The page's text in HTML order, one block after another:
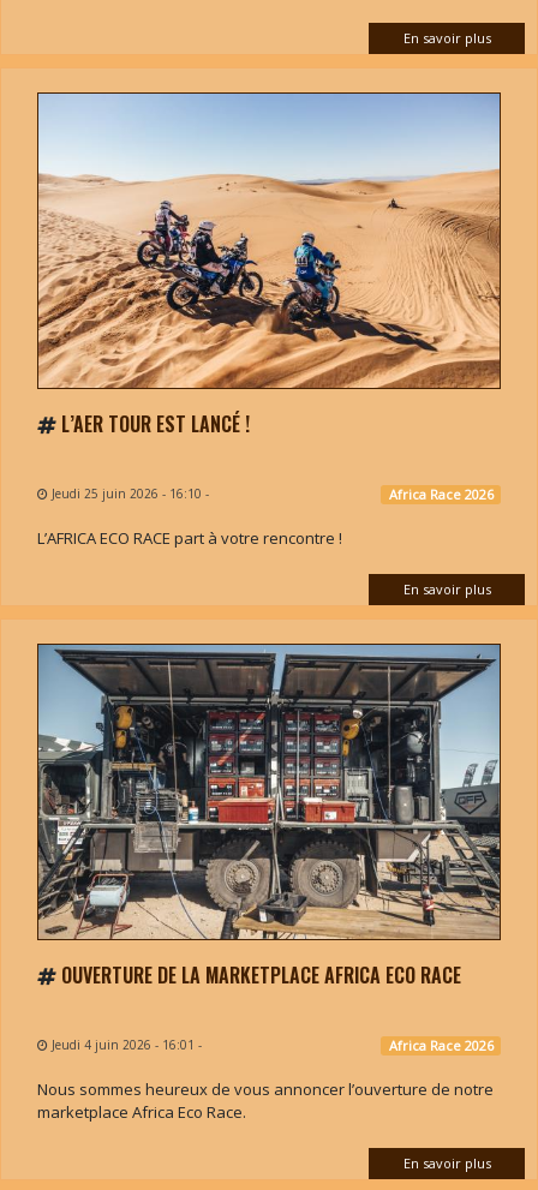
En savoir plus
L’AER TOUR EST LANCÉ !
Jeudi 25 juin 2026 - 16:10 - Africa Race 2026
L’AFRICA ECO RACE part à votre rencontre !
En savoir plus
OUVERTURE DE LA MARKETPLACE AFRICA ECO RACE
Jeudi 4 juin 2026 - 16:01 - Africa Race 2026
Nous sommes heureux de vous annoncer l’ouverture de notre
marketplace Africa Eco Race.
En savoir plus